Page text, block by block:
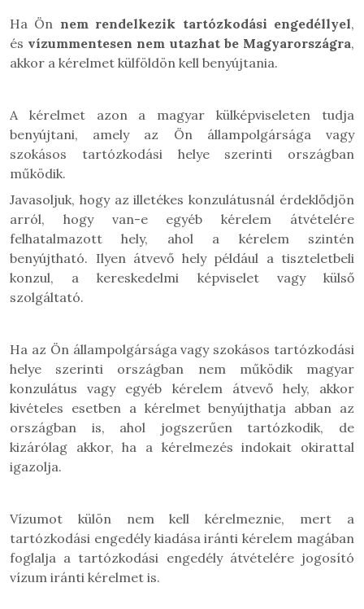
Ha Ön nem rendelkezik tartózkodási engedéllyel,
és vízummentesen nem utazhat be Magyarországra,
akkor a kérelmet külföldön kell benyújtania.
A kérelmet azon a magyar külképviseleten tudja
benyújtani, amely az Ön állampolgársága vagy
szokásos tartózkodási helye szerinti országban
működik.
Javasoljuk, hogy az illetékes konzulátusnál érdeklődjön
arról, hogy van-e egyéb kérelem átvételére
felhatalmazott hely, ahol a kérelem szintén
benyújtható. Ilyen átvevő hely például a tiszteletbeli
konzul, a kereskedelmi képviselet vagy külső
szolgáltató.
Ha az Ön állampolgársága vagy szokásos tartózkodási
helye szerinti országban nem működik magyar
konzulátus vagy egyéb kérelem átvevő hely, akkor
kivételes esetben a kérelmet benyújthatja abban az
országban is, ahol jogszerűen tartózkodik, de
kizárólag akkor, ha a kérelmezés indokait okirattal
igazolja.
Vízumot külön nem kell kérelmeznie, mert a
tartózkodási engedély kiadása iránti kérelem magában
foglalja a tartózkodási engedély átvételére jogosító
vízum iránti kérelmet is.